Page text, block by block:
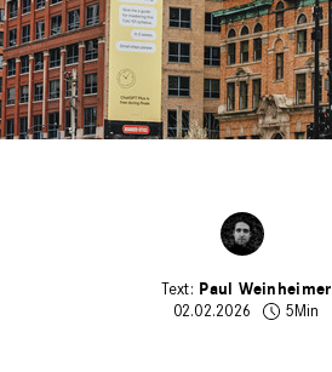
Paul Weinheimer
02.02.2026
5Min